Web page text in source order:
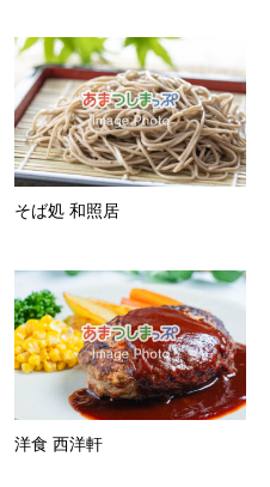
そば処 和照居
洋食 西洋軒